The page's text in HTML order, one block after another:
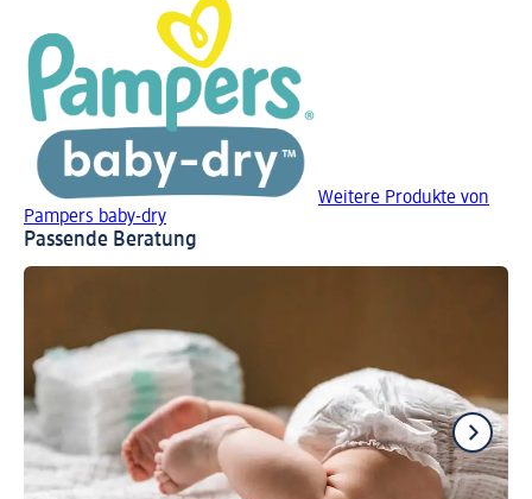
Weitere Produkte von
Pampers baby-dry
Passende Beratung